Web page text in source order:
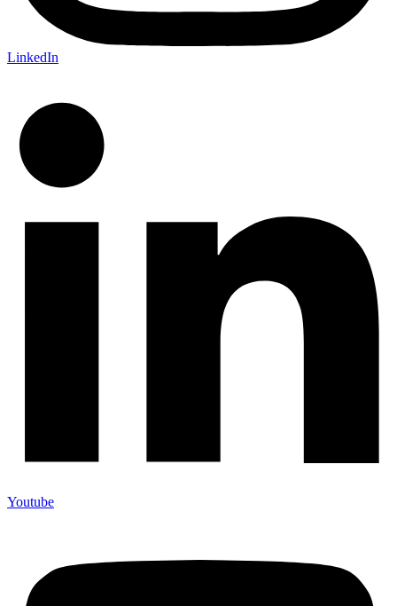
LinkedIn
Youtube